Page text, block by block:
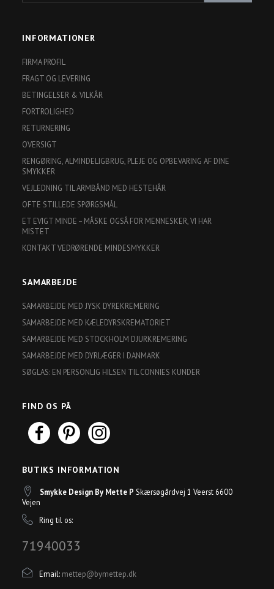
INFORMATIONER
FIRMA PROFIL
FRAGT OG LEVERING
BETINGELSER & VILKÅR
FORTROLIGHED
RETURNERING
OVERSIGT
RENGØRING, ALMINDELIGBRUG, PLEJE OG OPBEVARING AF DINE
SMYKKER
VEJLEDNING TIL ARMBÅND MED HESTEHÅR
OFTE STILLEDE SPØRGSMÅL
ET EVIGT MINDE – MÅSKE OGSÅ FOR MENNESKER, VI HAR
MISTET
KONTAKT VEDRØRENDE MINDESMYKKER
SAMARBEJDE
SAMARBEJDE MED JYSK DYREKREMERING
SAMARBEJDE MED KÆLEDYRSKREMATORIET
SAMARBEJDE MED STOCKHOLM DJURKREMERING
SAMARBEJDE MED DYRLÆGER I DANMARK
SØGLAS: EN PERSONLIG HILSEN TIL CONNIES KUNDER
FIND OS PÅ
BUTIKS INFORMATION
Smykke Design By Mette P Skærsøgårdvej 1 Veerst 6600
Vejen
Ring til os:
71940033
Email: mettep@bymettep.dk